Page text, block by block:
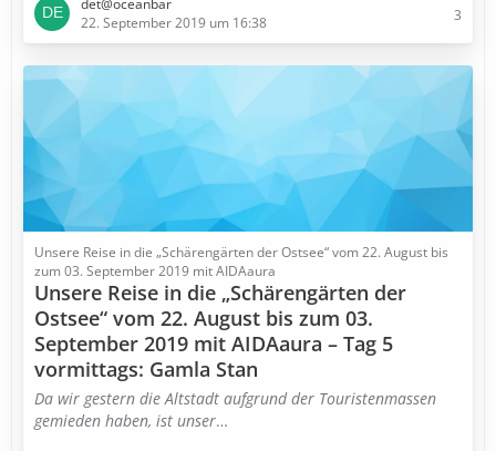
det@oceanbar
22. September 2019 um 16:38
3
Unsere Reise in die „Schärengärten der Ostsee“ vom 22. August bis
zum 03. September 2019 mit AIDAaura
Unsere Reise in die „Schärengärten der
Ostsee“ vom 22. August bis zum 03.
September 2019 mit AIDAaura – Tag 5
vormittags: Gamla Stan
Da wir gestern die Altstadt aufgrund der Touristenmassen
gemieden haben, ist unser…